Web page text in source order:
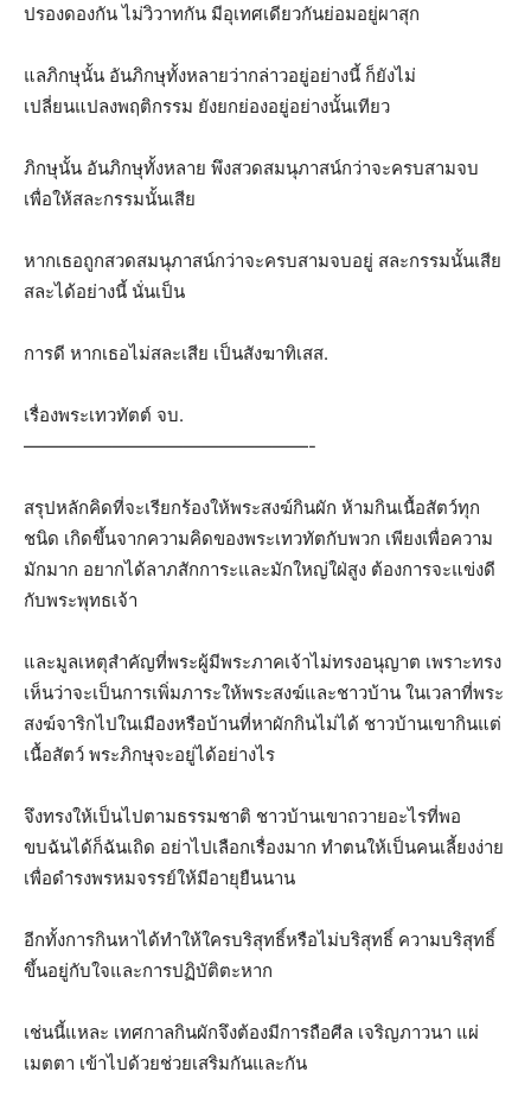
ปรองดองกัน ไม่วิวาทกัน มีอุเทศเดียวกันย่อมอยู่ผาสุก
แลภิกษุนั้น อันภิกษุทั้งหลายว่ากล่าวอยู่อย่างนี้ ก็ยังไม่
เปลี่ยนแปลงพฤติกรรม ยังยกย่องอยู่อย่างนั้นเทียว
ภิกษุนั้น อันภิกษุทั้งหลาย พึงสวดสมนุภาสน์กว่าจะครบสามจบ
เพื่อให้สละกรรมนั้นเสีย
หากเธอถูกสวดสมนุภาสน์กว่าจะครบสามจบอยู่ สละกรรมนั้นเสีย
สละได้อย่างนี้ นั่นเป็น
การดี หากเธอไม่สละเสีย เป็นสังฆาทิเสส.
เรื่องพระเทวทัตต์ จบ.
————————————————-
สรุปหลักคิดที่จะเรียกร้องให้พระสงฆ์กินผัก ห้ามกินเนื้อสัตว์ทุก
ชนิด เกิดขึ้นจากความคิดของพระเทวทัตกับพวก เพียงเพื่อความ
มักมาก อยากได้ลาภสักการะและมักใหญ่ใฝ่สูง ต้องการจะแข่งดี
กับพระพุทธเจ้า
และมูลเหตุสำคัญที่พระผู้มีพระภาคเจ้าไม่ทรงอนุญาต เพราะทรง
เห็นว่าจะเป็นการเพิ่มภาระให้พระสงฆ์และชาวบ้าน ในเวลาที่พระ
สงฆ์จาริกไปในเมืองหรือบ้านที่หาผักกินไม่ได้ ชาวบ้านเขากินแต่
เนื้อสัตว์ พระภิกษุจะอยู่ได้อย่างไร
จึงทรงให้เป็นไปตามธรรมชาติ ชาวบ้านเขาถวายอะไรที่พอ
ขบฉันได้ก็ฉันเถิด อย่าไปเลือกเรื่องมาก ทำตนให้เป็นคนเลี้ยงง่าย
เพื่อดำรงพรหมจรรย์ให้มีอายุยืนนาน
อีกทั้งการกินหาได้ทำให้ใครบริสุทธิ์หรือไม่บริสุทธิ์ ความบริสุทธิ์
ขึ้นอยู่กับใจและการปฏิบัติตะหาก
เช่นนี้แหละ เทศกาลกินผักจึงต้องมีการถือศีล เจริญภาวนา แผ่
เมตตา เข้าไปด้วยช่วยเสริมกันและกัน